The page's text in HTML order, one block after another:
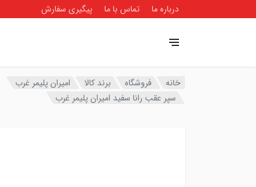
درباره ما تماس با ما پیگیری سفارش
خانه فروشگاه برند کالا
امیران پلیمر غرب
سپر عقب رانا سفید امیران پلیمر غرب